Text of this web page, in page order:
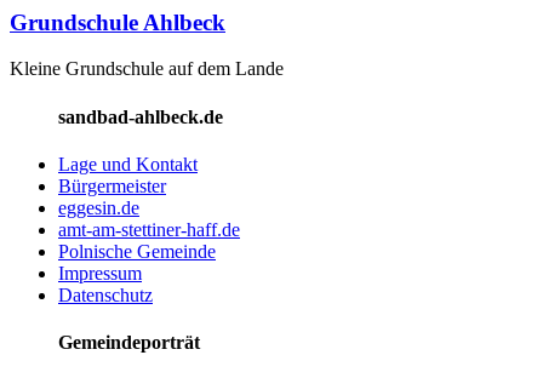
Grundschule Ahlbeck
Kleine Grundschule auf dem Lande
sandbad-ahlbeck.de
Lage und Kontakt
Bürgermeister
eggesin.de
amt-am-stettiner-haff.de
Polnische Gemeinde
Impressum
Datenschutz
Gemeindeporträt